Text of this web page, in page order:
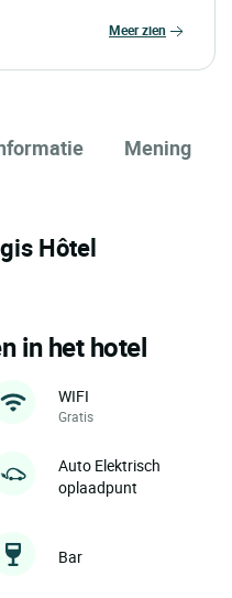
meer zien
Mening
Hôtel
in het hotel
WIFI
Gratis
Auto Elektrisch
oplaadpunt
Bar